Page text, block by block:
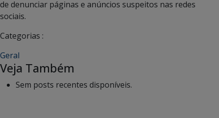
de denunciar páginas e anúncios suspeitos nas redes
sociais.
Categorias :
Geral
Veja Também
Sem posts recentes disponíveis.